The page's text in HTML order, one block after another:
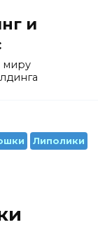
и
миру
Липолики